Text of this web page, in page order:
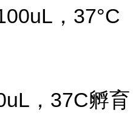
，37°C
，37C孵育